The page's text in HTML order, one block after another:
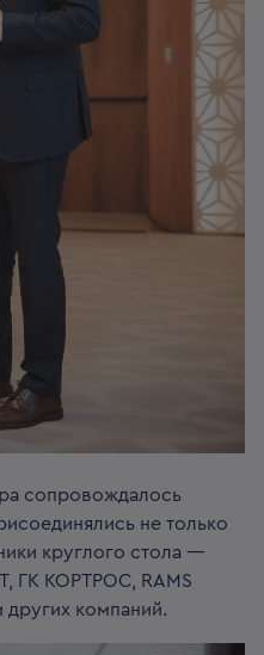
сопровождалось
не только
круглого стола —
ГК КОРТРОС, RAMS
других компаний.